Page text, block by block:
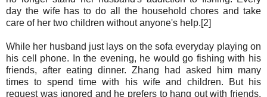
day the wife has to do all the household chores and take
care of her two children without anyone's help.[2]
While her husband just lays on the sofa everyday playing on
his cell phone. In the evening, he would go fishing with his
friends, after eating dinner. Zhang had asked him many
times to spend time with his wife and children. But his
request was ignored and he prefers to hang out with friends.